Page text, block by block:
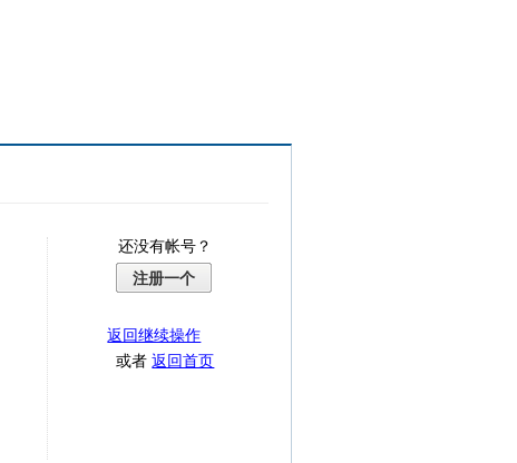
还没有帐号？
注册一个
返回继续操作
或者返回首页